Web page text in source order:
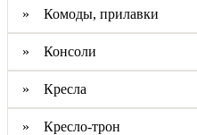
» Комоды, прилавки
» Консоли
» Кресла
» Кресло-трон